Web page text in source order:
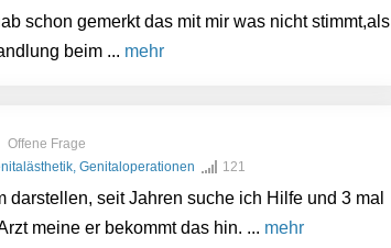
schon gemerkt das mit mir was nicht stimmt,als
beim ... mehr
Offene Frage
Genitaloperationen 121
darstellen, seit Jahren suche ich Hilfe und 3 mal
meine er bekommt das hin. ... mehr